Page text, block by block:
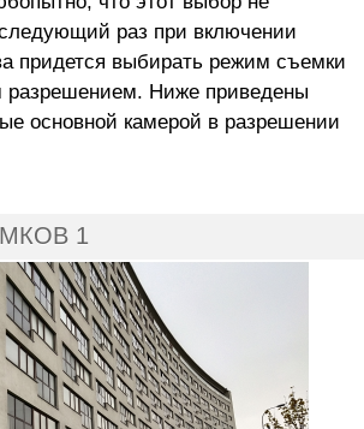
раз при включении
придется выбирать режим съемки
Ниже приведены
основной камерой в разрешении
1